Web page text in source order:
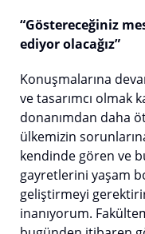
“Göstereceğiniz
ediyor olacağız”
Konuşmalarına
ve tasarımcı olmak
donanımdan daha
ülkemizin
kendinde gören ve
gayretlerini yaşam
geliştirmeyi
inanıyorum.